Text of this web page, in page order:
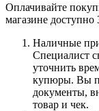
Оплачивайте
магазине доступно
Наличные
Специалист
уточнить
купюры. Вы
документы,
товар и чек.